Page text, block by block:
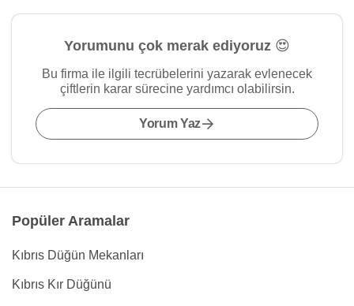
Yorumunu çok merak ediyoruz 😍
Bu firma ile ilgili tecrübelerini yazarak evlenecek
çiftlerin karar sürecine yardımcı olabilirsin.
Yorum Yaz
Popüler Aramalar
Kıbrıs Düğün Mekanları
Kıbrıs Kır Düğünü